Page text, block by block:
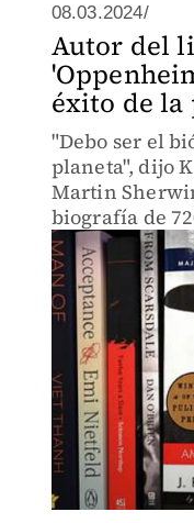
08.03.2024/
Autor del
éxito de
"Debo ser el
planeta", dijo
Martin
biografía de
J. Robert